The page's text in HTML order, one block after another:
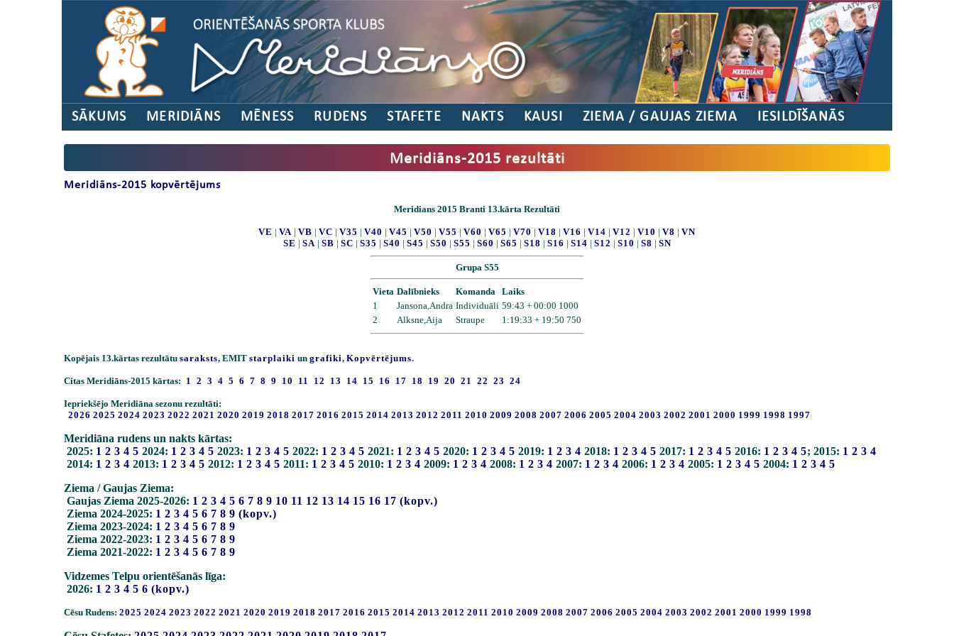
SĀKUMS MERIDIĀNS MĒNESS RUDENS STAFETE NAKTS KAUSI ZIEMA / GAUJAS ZIEMA IESILDĪŠANĀS
Meridiāns-2015 rezultāti
Meridiāns-2015 kopvērtējums
Meridians 2015 Branti 13.kārta Rezultāti
VE | VA | VB | VC | V35 | V40 | V45 | V50 | V55 | V60 | V65 | V70 | V18 | V16 | V14 | V12 | V10 | V8 | VN
SE | SA | SB | SC | S35 | S40 | S45 | S50 | S55 | S60 | S65 | S18 | S16 | S14 | S12 | S10 | S8 | SN
Grupa S55
Vieta Dalībnieks Komanda Laiks
1
Jansona,Andra Individuāli 59:43 + 00:00 1000
2
Alksne,Aija Straupe 1:19:33 + 19:50 750
Kopējais 13.kārtas rezultātu saraksts, EMIT starplaiki un grafiki, Kopvērtējums.
Citas Meridiāns-2015 kārtas: 1 2 3 4 5 6 7 8 9 10 11 12 13 14 15 16 17 18 19 20 21 22 23 24
Iepriekšējo Meridiāna sezonu rezultāti:
2026 2025 2024 2023 2022 2021 2020 2019 2018 2017 2016 2015 2014 2013 2012 2011 2010 2009 2008 2007 2006 2005 2004 2003 2002 2001 2000 1999 1998 1997
Meridiāna rudens un nakts kārtas:
2025: 1 2 3 4 5 2024: 1 2 3 4 5 2023: 1 2 3 4 5 2022: 1 2 3 4 5 2021: 1 2 3 4 5 2020: 1 2 3 4 5 2019: 1 2 3 4 2018: 1 2 3 4 5 2017: 1 2 3 4 5 2016: 1 2 3 4 5; 2015: 1 2 3 4
2014: 1 2 3 4 2013: 1 2 3 4 5 2012: 1 2 3 4 5 2011: 1 2 3 4 5 2010: 1 2 3 4 2009: 1 2 3 4 2008: 1 2 3 4 2007: 1 2 3 4 2006: 1 2 3 4 2005: 1 2 3 4 5 2004: 1 2 3 4 5
Ziema / Gaujas Ziema:
Gaujas Ziema 2025-2026: 1 2 3 4 5 6 7 8 9 10 11 12 13 14 15 16 17 (kopv.)
Ziema 2024-2025: 1 2 3 4 5 6 7 8 9 (kopv.)
Ziema 2023-2024: 1 2 3 4 5 6 7 8 9
Ziema 2022-2023: 1 2 3 4 5 6 7 8 9
Ziema 2021-2022: 1 2 3 4 5 6 7 8 9
Vidzemes Telpu orientēšanās līga:
2026: 1 2 3 4 5 6 (kopv.)
Cēsu Rudens: 2025 2024 2023 2022 2021 2020 2019 2018 2017 2016 2015 2014 2013 2012 2011 2010 2009 2008 2007 2006 2005 2004 2003 2002 2001 2000 1999 1998